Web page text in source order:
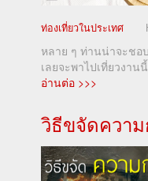
ท่องเที่ยวในประเทศ
หลาย ๆ ท่านน่าจะชอ
เลยจะพาไปเที่ยวงา
อ่านต่อ >>>
วิธีขจัดควา